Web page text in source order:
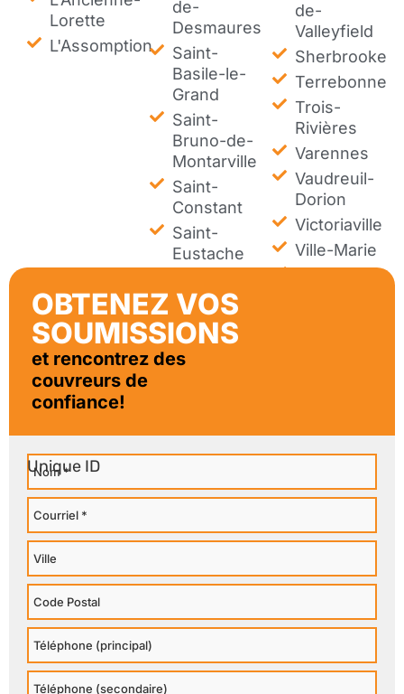
Lorette
L'Assomption
de-
Desmaures
Saint-
Basile-le-
Grand
Saint-
Bruno-de-
Montarville
Saint-
Constant
Saint-
Eustache
de-
Valleyfield
Sherbrooke
Terrebonne
Trois-
Rivières
Varennes
Vaudreuil-
Dorion
Victoriaville
Ville-Marie
Westmount
OBTENEZ VOS
SOUMISSIONS
et rencontrez des
couvreurs de
confiance!
Nom
Courriel
Ville
Code
Postal
Téléphone
Principal
Téléphone